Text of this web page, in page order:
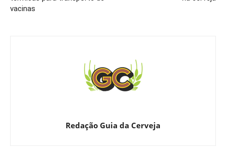
vacinas
Redação Guia da Cerveja